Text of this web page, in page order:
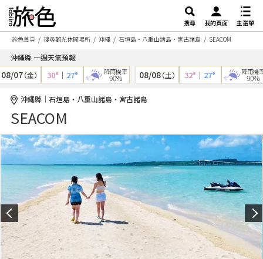
搜尋 我的頁面
主選單
旅色首頁
搜尋觀光休閒場所 沖縄 石垣島・八重山諸島・宮古諸島 SEACOM
沖繩縣 一週天氣預報
07（金） 30°｜27° 降雨機率
90% 08/08（土） 32°｜27° 降雨機率
90%
沖繩縣｜石垣島・八重山諸島・宮古諸島
SEACOM